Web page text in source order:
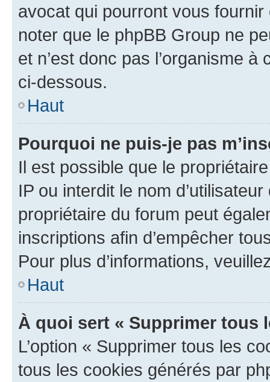
avocat qui pourront vous
noter que le phpBB Group ne
et n’est donc pas l’organisme
ci-dessous.
Haut
Pourquoi ne puis-je pas
Il est possible que le
IP ou interdit le nom
propriétaire du forum peut
inscriptions afin d’empêcher
Pour plus d’informations,
Haut
À quoi sert « Supprimer tous
L’option « Supprimer tous les
tous les cookies générés par